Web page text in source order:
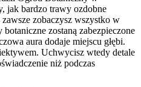
jak bardzo trawy ozdobne
zobaczysz wszystko w
zostaną zabezpieczone
aura dodaje miejscu głębi.
Uchwycisz wtedy detale
niż podczas